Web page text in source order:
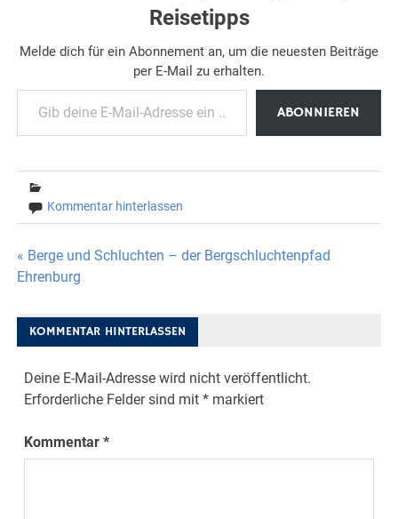
Reisetipps
Melde dich für ein Abonnement an, um die neuesten Beiträge
per E-Mail zu erhalten.
Gib deine E-Mail-Adresse ein ...
ABONNIEREN
Kommentar hinterlassen
Beitragsnavigation
« Berge und Schluchten – der Bergschluchtenpfad
Ehrenburg
KOMMENTAR HINTERLASSEN
Deine E-Mail-Adresse wird nicht veröffentlicht.
Erforderliche Felder sind mit* markiert
Kommentar*